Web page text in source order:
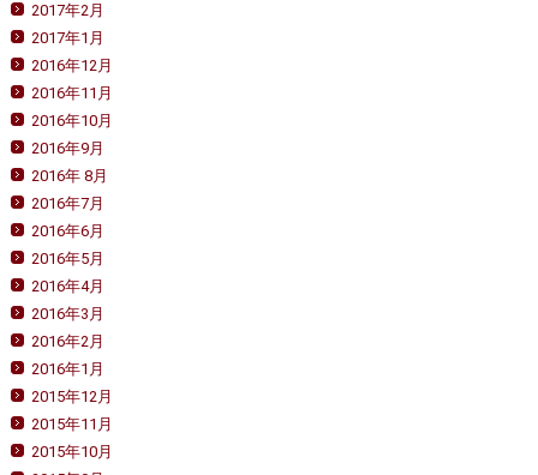
2017年2月
2017年1月
2016年12月
2016年11月
2016年10月
2016年9月
2016年 8月
2016年7月
2016年6月
2016年5月
2016年4月
2016年3月
2016年2月
2016年1月
2015年12月
2015年11月
2015年10月